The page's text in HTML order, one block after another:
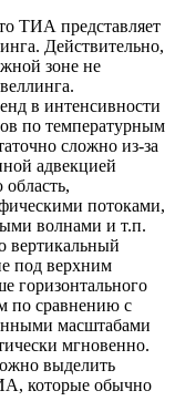
ТИА представляет
Действительно,
зоне не
в интенсивности
по температурным
сложно из-за
адвекцией
потоками,
волнами и т.п.
вертикальный
под верхним
горизонтального
по сравнению с
масштабами
мгновенно.
выделить
которые обычно